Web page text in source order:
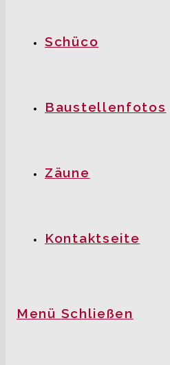
Schüco
Baustellenfotos
Zäune
Kontaktseite
Menü Schließen